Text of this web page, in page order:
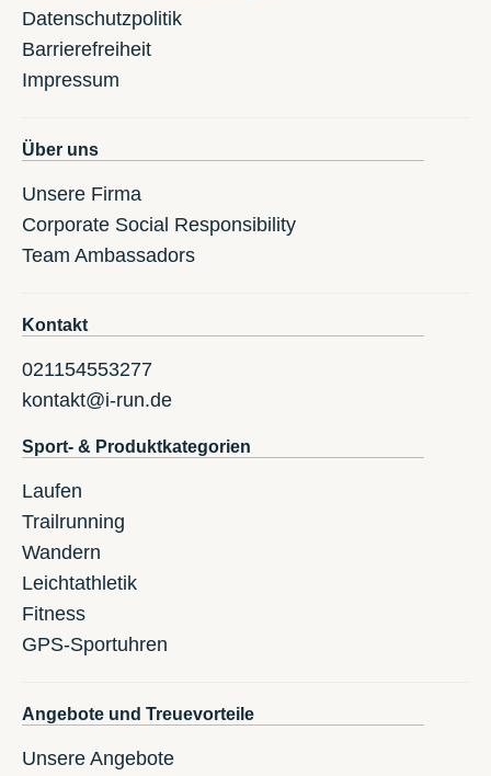
Datenschutzpolitik
Barrierefreiheit
Impressum
Über uns
Unsere Firma
Corporate Social Responsibility
Team Ambassadors
Kontakt
021154553277
kontakt@i-run.de
Sport- & Produktkategorien
Laufen
Trailrunning
Wandern
Leichtathletik
Fitness
GPS-Sportuhren
Angebote und Treuevorteile
Unsere Angebote